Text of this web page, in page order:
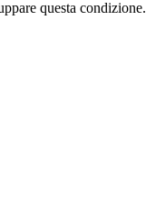
questa condizione.